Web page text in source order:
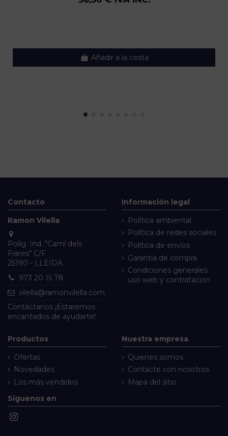
Añadir a la cesta
Contacto
Ramon Vilella
Políg. Ind. "Camí dels
Frares" C/F
25190 - LLEIDA
973 20 15 78
vilella@ramonvilella.com
Contáctanos ¡Estaremos
encantados de ayudarte!
Información legal
Política ambiental
Política de redes sociales
Política de envíos
Garantía de compra
Condiciones generales
uso web y contratación
Productos
Ofertas
Novedades
Los más vendidos
Nuestra empresa
Quienes somos
Contacte con nosotros
Mapa del sitio
Síguenos en